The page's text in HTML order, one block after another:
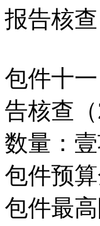
报告核查
包件十
告核查（
数量：
包件预
包件最